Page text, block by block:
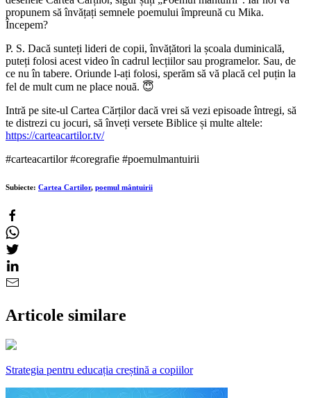
propunem să învățați semnele poemului împreună cu Mika.
Începem?
P. S. Dacă sunteți lideri de copii, învățători la școala duminicală,
puteți folosi acest video în cadrul lecțiilor sau programelor. Sau, de
ce nu în tabere. Oriunde l-ați folosi, sperăm să vă placă cel puțin la
fel de mult cum ne place nouă. 😇
Intră pe site-ul Cartea Cărților dacă vrei să vezi episoade întregi, să
te distrezi cu jocuri, să înveți versete Biblice și multe altele:
https://carteacartilor.tv/
#carteacartilor #coregrafie #poemulmantuirii
Subiecte: Cartea Cartilor, poemul mântuirii
Articole similare
Strategia pentru educația creștină a copiilor